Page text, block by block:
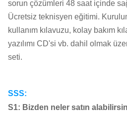
sorun çözümleri 48 saat içinde
Ücretsiz teknisyen eğitimi.
kullanım kılavuzu, kolay bakım
yazılımı CD'si vb. dahil olmak
seti.
SSS:
S1: Bizden neler satın